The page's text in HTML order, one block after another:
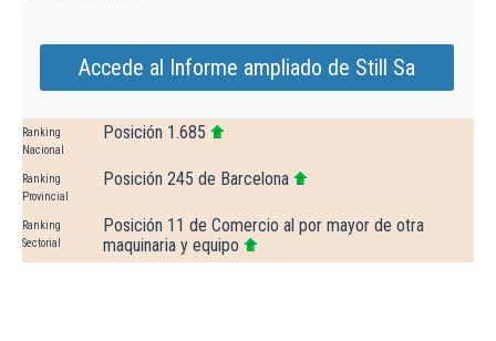
Accede al Informe ampliado de Still Sa
Ranking
Nacional
Posición 1.685
Ranking
Provincial
Posición 245 de Barcelona
Ranking
Sectorial
Posición 11 de Comercio al por mayor de otra
maquinaria y equipo